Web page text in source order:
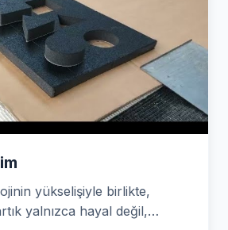
yükselişiyle birlikte,
yalnızca hayal değil,